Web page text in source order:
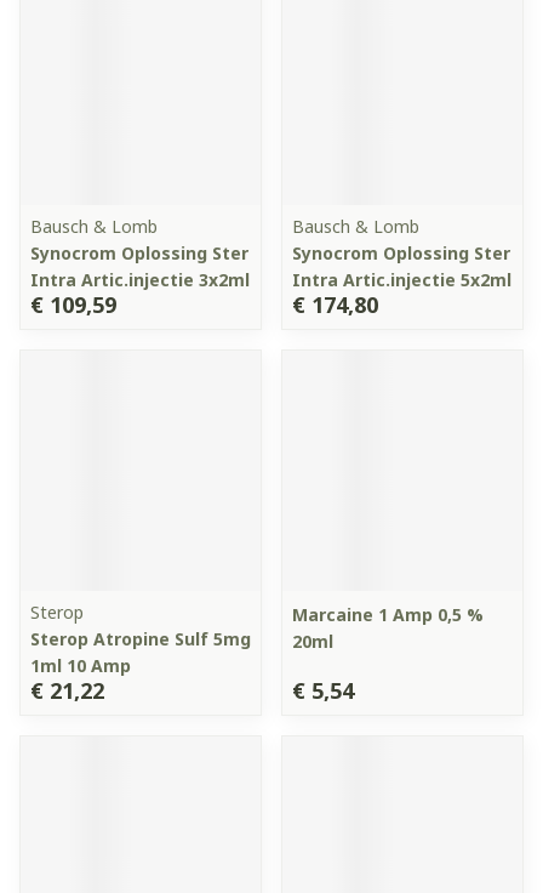
Bausch & Lomb
Synocrom Oplossing Ster
Intra Artic.injectie 3x2ml
€ 109,59
Bausch & Lomb
Synocrom Oplossing Ster
Intra Artic.injectie 5x2ml
€ 174,80
Sterop
Sterop Atropine Sulf 5mg
1ml 10 Amp
€ 21,22
Marcaine 1 Amp 0,5 %
20ml
€ 5,54